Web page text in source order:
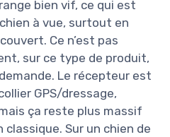
bien vif, ce qui est
à vue, surtout en
Ce n’est pas
sur ce type de produit,
Le récepteur est
GPS/dressage,
ça reste plus massif
classique. Sur un chien de